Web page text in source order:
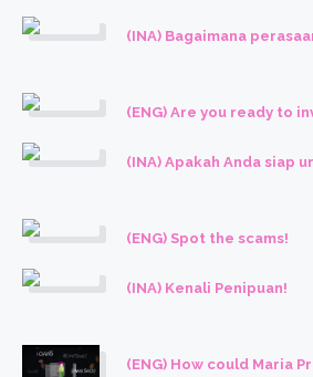
(INA) Bagaimana
(ENG) Are you ready to
(INA) Apakah Anda siap
(ENG) Spot the scams!
(INA) Kenali Penipuan!
(ENG) How could Maria